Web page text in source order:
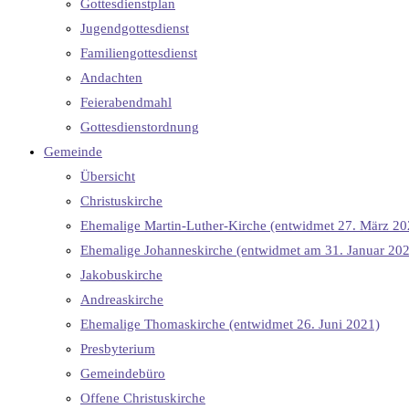
Gottesdienstplan
Jugendgottesdienst
Familiengottesdienst
Andachten
Feierabendmahl
Gottesdienstordnung
Gemeinde
Übersicht
Christuskirche
Ehemalige Martin-Luther-Kirche (entwidmet 27. März
Ehemalige Johanneskirche (entwidmet am 31. Januar
Jakobuskirche
Andreaskirche
Ehemalige Thomaskirche (entwidmet 26. Juni 2021)
Presbyterium
Gemeindebüro
Offene Christuskirche